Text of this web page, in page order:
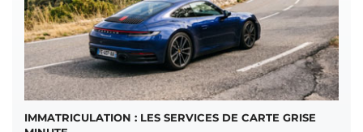
IMMATRICULATION : LES SERVICES DE CARTE GRISE